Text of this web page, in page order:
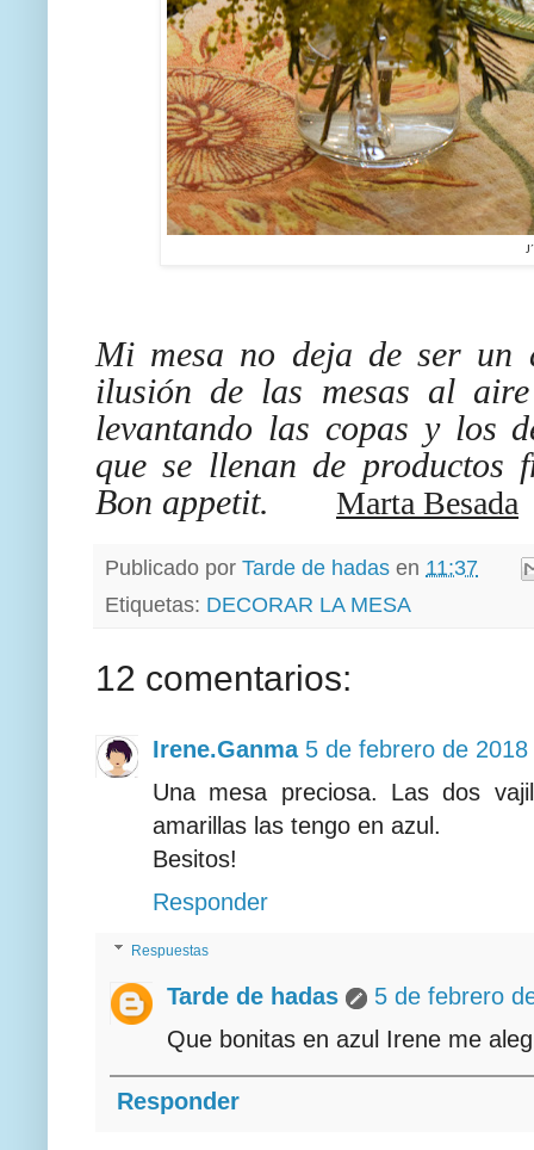
Mi mesa no deja de ser un
ilusión de las mesas al
levantando las copas y los
que se llenan de productos
Bon appetit.
Marta Besada
Publicado por Tarde de hadas en 11:37
Etiquetas: DECORAR LA MESA
12 comentarios:
Irene.Ganma 5 de febrero de
Una mesa preciosa. Las dos
amarillas las tengo en azul.
Besitos!
Responder
Respuestas
Tarde de hadas
5 de febrero
Que bonitas en azul Irene me
Responder